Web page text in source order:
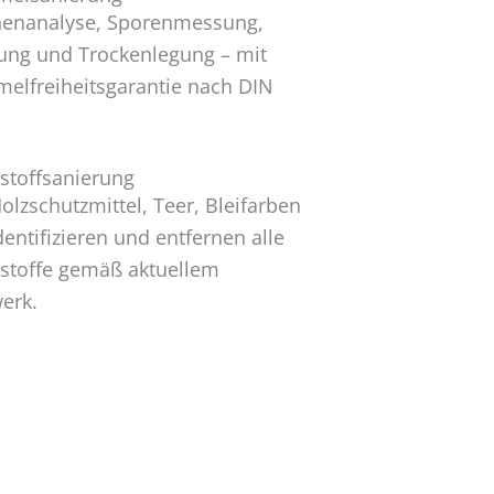
Sporenmessung,
und Trockenlegung – mit
nach DIN
Teer, Bleifarben
und entfernen alle
gemäß aktuellem